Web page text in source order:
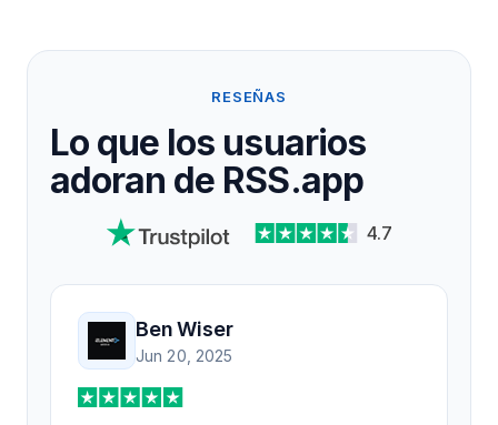
RESEÑAS
Lo que los usuarios
adoran de RSS.app
4.7
Ben Wiser
Jun 20, 2025